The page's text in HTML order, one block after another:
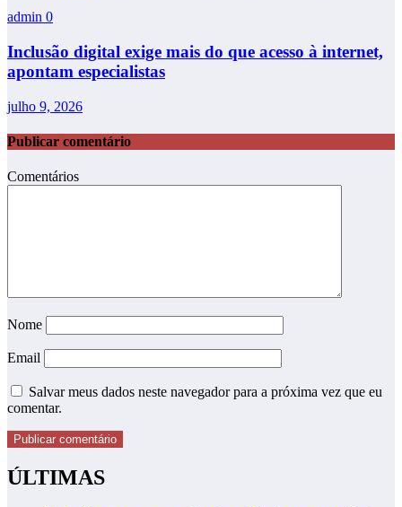
admin 0
Inclusão digital exige mais do que acesso à internet,
apontam especialistas
julho 9, 2026
Publicar comentário
Comentários
Nome
Email
Salvar meus dados neste navegador para a próxima vez que eu
comentar.
ÚLTIMAS